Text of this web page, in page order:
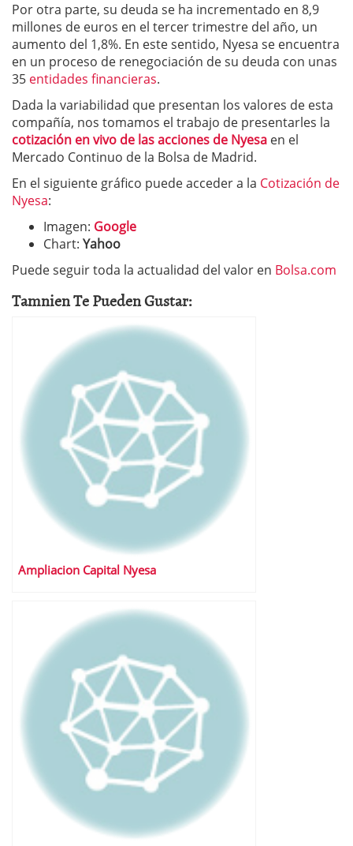
Por otra parte, su deuda se ha incrementado en 8,9
millones de euros en el tercer trimestre del año, un
aumento del 1,8%. En este sentido, Nyesa se encuentra
en un proceso de renegociación de su deuda con unas
35 entidades financieras.
Dada la variabilidad que presentan los valores de esta
compañía, nos tomamos el trabajo de presentarles la
cotización en vivo de las acciones de Nyesa en el
Mercado Continuo de la Bolsa de Madrid.
En el siguiente gráfico puede acceder a la Cotización de
Nyesa:
Imagen: Google
Chart: Yahoo
Puede seguir toda la actualidad del valor en Bolsa.com
Tamnien Te Pueden Gustar:
Ampliacion Capital Nyesa